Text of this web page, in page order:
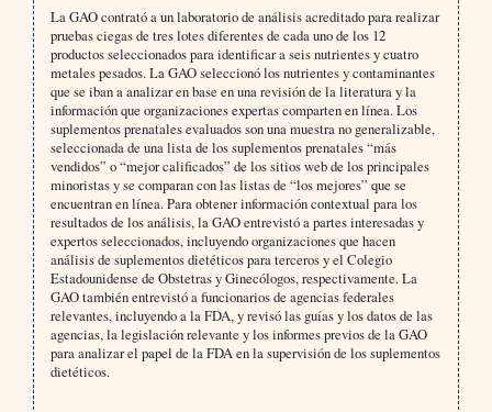
La GAO contrató a un laboratorio de análisis acreditado para realizar
pruebas ciegas de tres lotes diferentes de cada uno de los 12
productos seleccionados para identificar a seis nutrientes y cuatro
metales pesados. La GAO seleccionó los nutrientes y contaminantes
que se iban a analizar en base en una revisión de la literatura y la
información que organizaciones expertas comparten en línea. Los
suplementos prenatales evaluados son una muestra no generalizable,
seleccionada de una lista de los suplementos prenatales “más
vendidos” o “mejor calificados” de los sitios web de los principales
minoristas y se comparan con las listas de “los mejores” que se
encuentran en línea. Para obtener información contextual para los
resultados de los análisis, la GAO entrevistó a partes interesadas y
expertos seleccionados, incluyendo organizaciones que hacen
análisis de suplementos dietéticos para terceros y el Colegio
Estadounidense de Obstetras y Ginecólogos, respectivamente. La
GAO también entrevistó a funcionarios de agencias federales
relevantes, incluyendo a la FDA, y revisó las guías y los datos de las
agencias, la legislación relevante y los informes previos de la GAO
para analizar el papel de la FDA en la supervisión de los suplementos
dietéticos.